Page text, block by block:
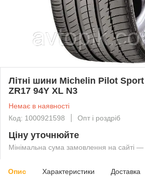
Літні шини Michelin Pilot Sport
ZR17 94Y XL N3
Немає в наявності
Код: 1000921598
Опт і роздріб
Ціну уточнюйте
Мінімальна сума замовлення на сайті
Опис Характеристики Доставка